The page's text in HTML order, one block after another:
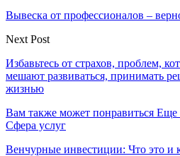
Вывеска от профессионалов –
Next Post
Избавьтесь от страхов, проблем,
мешают развиваться, принимать
жизнью
Вам также может понравиться Еще
Сфера услуг
Венчурные инвестиции: Что это и